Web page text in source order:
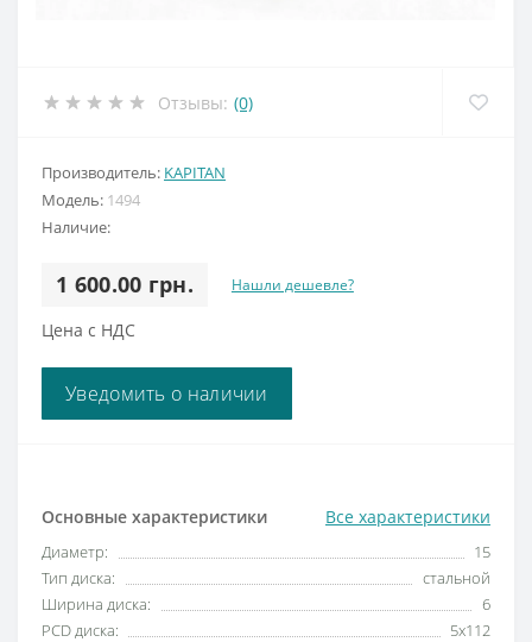
Отзывы: (0)
Производитель: KAPITAN
Модель: 1494
Наличие:
1 600.00 грн. Нашли дешевле?
Цена с НДС
Уведомить о наличии
Основные характеристики Все характеристики
Диаметр:
15
Тип диска:
стальной
Ширина диска:
6
PCD диска:
5x112